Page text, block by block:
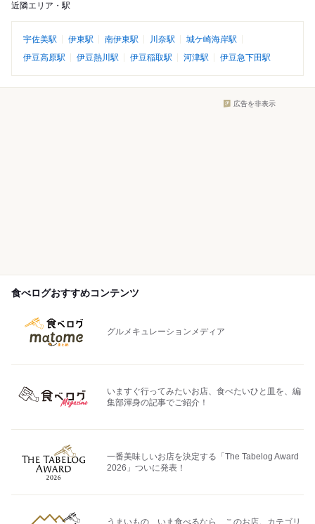
近隣エリア・駅
宇佐美駅 伊東駅 南伊東駅 川奈駅
城ケ崎海岸駅
伊豆高原駅
伊豆熱川駅 伊豆稲取駅 河津駅 伊豆急下田駅
広告を非表示
食べログおすすめコンテンツ
グルメキュレーションメディア
いますぐ行ってみたいお店、食べたいひと皿を、編
集部渾身の記事でご紹介！
一番美味しいお店を決定する「The Tabelog Award
2026」ついに発表！